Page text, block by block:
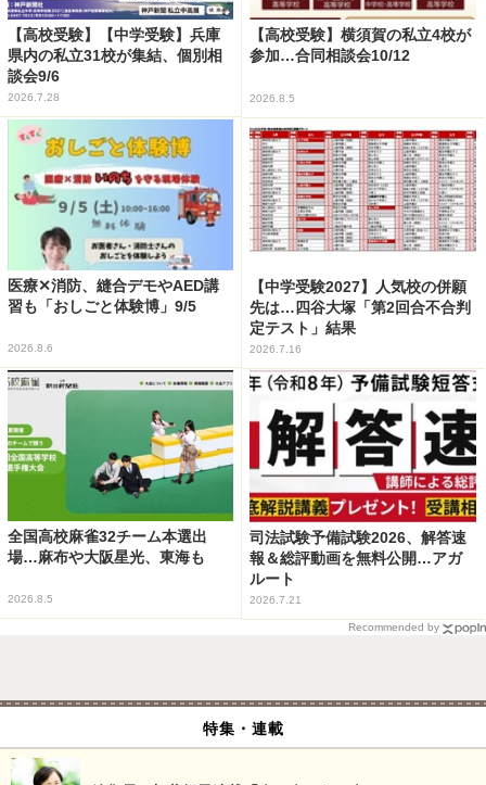
【高校受験】【中学受験】兵庫
県内の私立31校が集結、個別相
談会9/6
2026.7.28
【高校受験】横須賀の私立4校が
参加…合同相談会10/12
2026.8.5
医療✕消防、縫合デモやAED講
習も「おしごと体験博」9/5
2026.8.6
【中学受験2027】人気校の併願
先は…四谷大塚「第2回合不合判
定テスト」結果
2026.7.16
全国高校麻雀32チーム本選出
場…麻布や大阪星光、東海も
2026.8.5
司法試験予備試験2026、解答速
報＆総評動画を無料公開…アガ
ルート
2026.7.21
Recommended by
特集・連載